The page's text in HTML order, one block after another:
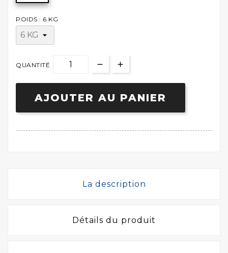
POIDS : 6 KG
QUANTITÉ
AJOUTER AU PANIER
La description
Détails du produit